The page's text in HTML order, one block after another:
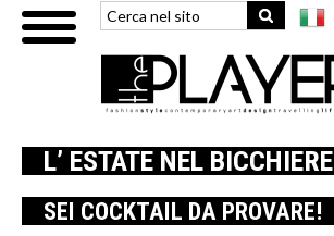
L’ ESTATE NEL BICCHIERE
SEI COCKTAIL DA PROVARE!